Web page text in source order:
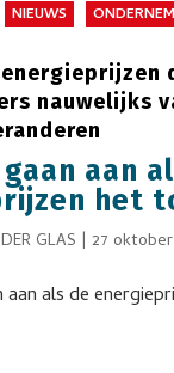
NIEUWS
nauwelijks
gaan aan
het
GLAS | 27